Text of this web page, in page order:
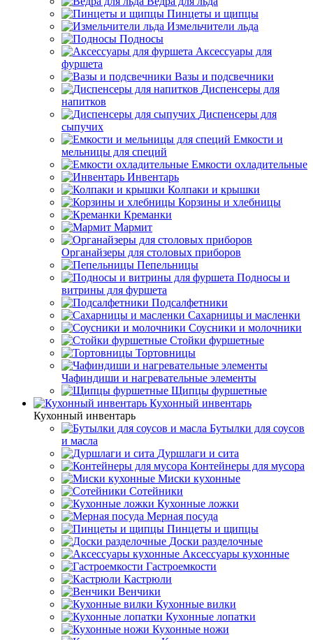
Пинцеты и щипцы
Измельчители льда
Подносы
Аксессуары для
фуршета
Вазы и подсвечники
Диспенсеры для
напитков
Диспенсеры для
сыпучих
Емкости и
мельницы для специй
Емкости охладительные
Инвентарь
Колпаки и крышки
Корзины и хлебницы
Креманки
Мармит
Органайзеры для столовых приборов
Пепельницы
Подносы и
витрины для фуршета
Подсалфетники
Сахарницы и масленки
Соусники и молочники
Стойки фуршетные
Тортовницы
Чафиндиши и нагревательные элементы
Щипцы фуршетные
Кухонный инвентарь
Кухонный инвентарь
Бутылки для соусов
и масла
Дуршлаги и сита
Контейнеры для мусора
Миски кухонные
Сотейники
Кухонные ложки
Мерная посуда
Пинцеты и щипцы
Доски разделочные
Аксессуары кухонные
Гастроемкости
Кастрюли
Венчики
Кухонные вилки
Кухонные лопатки
Кухонные ножи